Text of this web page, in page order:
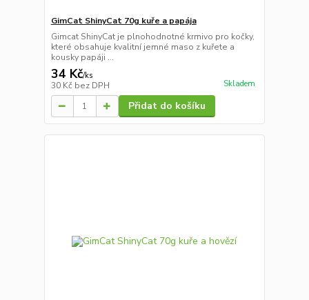
GimCat ShinyCat 70g kuře a papája
Gimcat ShinyCat je plnohodnotné krmivo pro kočky,
které obsahuje kvalitní jemné maso z kuřete a
kousky papáji ...
34 Kč/ks
30 Kč bez DPH Skladem
Přidat do košíku